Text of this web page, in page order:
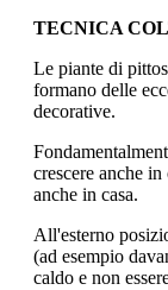
TECNICA
Le piante di
formano delle
decorative.
crescere anche in
anche in casa.
All'esterno
(ad esempio
caldo e non